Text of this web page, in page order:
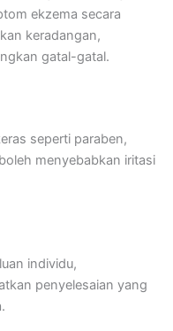
ekzema secara
keradangan,
gatal-gatal.
seperti paraben,
menyebabkan iritasi
individu,
penyelesaian yang